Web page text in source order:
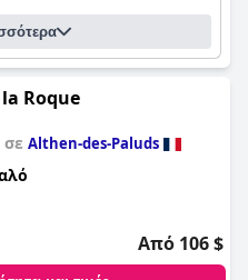
Roque
σε Althen-des-Paluds
Από 106 $